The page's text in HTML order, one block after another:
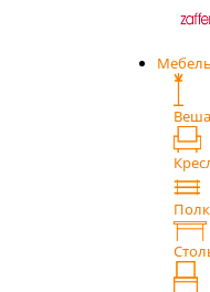
Мебель